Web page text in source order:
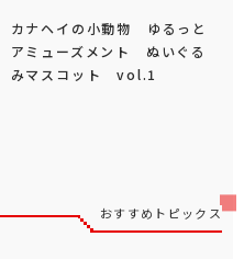
カナヘイの小動物 ゆるっと
アミューズメント ぬいぐる
みマスコット vol.1
おすすめトピックス